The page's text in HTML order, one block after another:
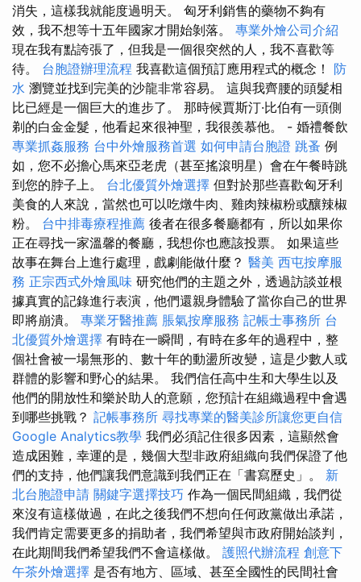
消失，這樣我就能度過明天。 匈牙利銷售的藥物不夠有
效，我不想等十五年國家才開始剝落。 專業外燴公司介紹
現在我有點誇張了，但我是一個很突然的人，我不喜歡等
待。 台胞證辦理流程 我喜歡這個預訂應用程式的概念！ 防
水 瀏覽並找到完美的沙龍非常容易。 這與我齊腰的頭髮相
比已經是一個巨大的進步了。 那時候賈斯汀·比伯有一頭側
剃的白金金髮，他看起來很神聖，我很羨慕他。 - 婚禮餐飲
專業抓姦服務 台中外燴服務首選 如何申請台胞證 跳蚤 例
如，您不必擔心馬來亞老虎（甚至搖滾明星）會在午餐時跳
到您的脖子上。 台北優質外燴選擇 但對於那些喜歡匈牙利
美食的人來說，當然也可以吃燉牛肉、雞肉辣椒粉或釀辣椒
粉。 台中排毒療程推薦 後者在很多餐廳都有，所以如果你
正在尋找一家溫馨的餐廳，我想你也應該投票。 如果這些
故事在舞台上進行處理，戲劇能做什麼？ 醫美 西屯按摩服
務 正宗西式外燴風味 研究他們的主題之外，透過訪談並根
據真實的記錄進行表演，他們還親身體驗了當你自己的世界
即將崩潰。 專業牙醫推薦 脹氣按摩服務 記帳士事務所 台
北優質外燴選擇 有時在一瞬間，有時在多年的過程中，整
個社會被一場無形的、數十年的動盪所改變，這是少數人或
群體的影響和野心的結果。 我們信任高中生和大學生以及
他們的開放性和樂於助人的意願，您預計在組織過程中會遇
到哪些挑戰？ 記帳事務所 尋找專業的醫美診所讓您更自信
Google Analytics教學 我們必須記住很多因素，這顯然會
造成困難，幸運的是，幾個大型非政府組織向我們保證了他
們的支持，他們讓我們意識到我們正在「書寫歷史」。 新
北台胞證申請 關鍵字選擇技巧 作為一個民間組織，我們從
來沒有這樣做過，在此之後我們不想向任何政黨做出承諾，
我們肯定需要更多的捐助者，我們希望與市政府開始談判，
在此期間我們希望我們不會這樣做。 護照代辦流程 創意下
午茶外燴選擇 是否有地方、區域、甚至全國性的民間社會